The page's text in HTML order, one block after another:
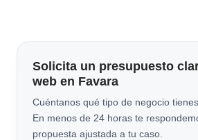
Solicita un presupuesto
web en Favara
Cuéntanos qué tipo de negocio
En menos de 24 horas te
propuesta ajustada a tu caso.